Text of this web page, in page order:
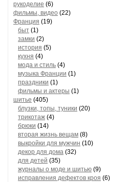
рукоделие (6)
фильмы, видео (22)
Франция (19)
быт (1)
замки (2)
история (5)
кухня (4)
мода и стиль (4)
музыка Франции (1)
праздники (1)
фильмы и актеры (1)
шитье (405)
блузки, топы, туники (20)
трикотаж (4)
брюки (14)
вторая жизнь вещам (8)
выкройки для мужчин (10)
декор для дома (32)
для детей (35)
журналы о моде и шитью (9)
исправления дефектов кроя (6)